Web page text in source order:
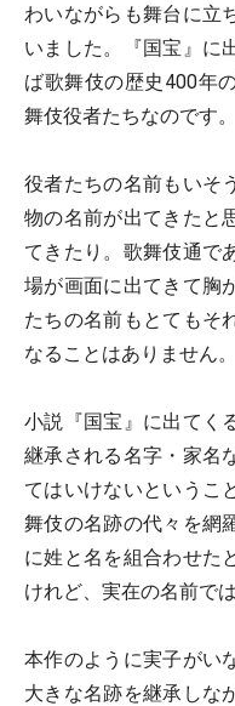
わいながらも舞台に立
いました。『国宝』に
ば歌舞伎の歴史400年
舞伎役者たちなのです。
役者たちの名前もいそ
物の名前が出てきたと
てきたり。歌舞伎通で
場が画面に出てきて胸
たちの名前もとてもそ
なることはありません。
小説『国宝』に出てく
継承される名字・家名
てはいけないというこ
舞伎の名跡の代々を網
に姓と名を組合わせた
けれど、実在の名前で
本作のように実子がい
大きな名跡を継承しな